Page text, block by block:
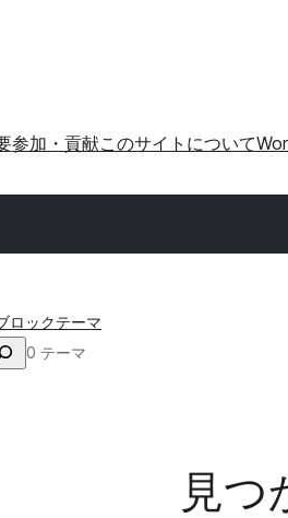
参加・貢献このサイトについて
ロックテーマ
0 テーマ
見つ